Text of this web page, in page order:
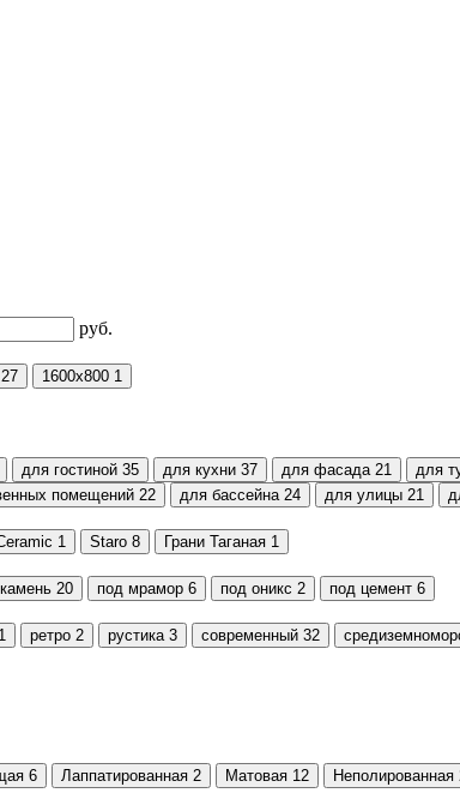
руб.
27 1600x800 1
для гостиной 35 для кухни 37 для фасада 21 для
помещений 22 для бассейна 24 для улицы 21
1 Staro 8 Грани Таганая 1
20 под мрамор 6 под оникс 2 под цемент 6
1 ретро 2 рустика 3 современный 32
6 Лаппатированная 2 Матовая 12 Неполированная